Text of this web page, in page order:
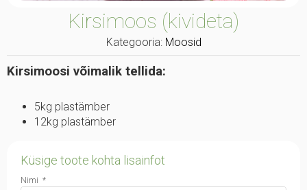
Kirsimoos (kivideta)
Kategooria: Moosid
Kirsimoosi võimalik tellida:
5kg plastämber
12kg plastämber
Küsige toote kohta lisainfot
Nimi *